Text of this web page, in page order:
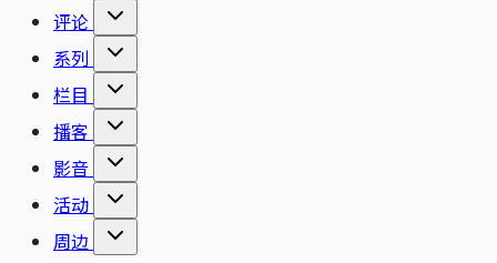
评论
系列
栏目
播客
影音
活动
周边